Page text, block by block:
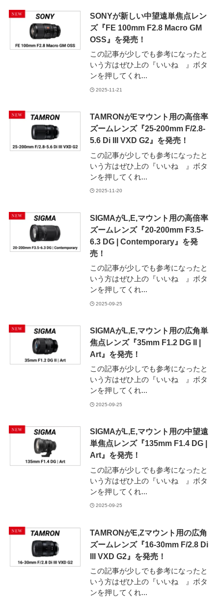
SONYが新しい中望遠単焦点レン
ズ『FE 100mm F2.8 Macro GM
OSS』を発売！
この記事が少しでも参考になったと
いう方はぜひ上の『いいね 』ボタ
ンを押してくれ...
2025-11-21
TAMRONがEマウント用の高倍率
ズームレンズ『25-200mm F/2.8-
5.6 Di III VXD G2』を発売！
この記事が少しでも参考になったと
いう方はぜひ上の『いいね 』ボタ
ンを押してくれ...
2025-11-20
SIGMAがL,E,マウント用の高倍率
ズームレンズ『20-200mm F3.5-
6.3 DG | Contemporary』を発
売！
この記事が少しでも参考になったと
いう方はぜひ上の『いいね 』ボタ
ンを押してくれ...
2025-09-25
SIGMAがL,E,マウント用の広角単
焦点レンズ『35mm F1.2 DG II |
Art』を発売！
この記事が少しでも参考になったと
いう方はぜひ上の『いいね 』ボタ
ンを押してくれ...
2025-09-25
SIGMAがL,E,マウント用の中望遠
単焦点レンズ『135mm F1.4 DG |
Art』を発売！
この記事が少しでも参考になったと
いう方はぜひ上の『いいね 』ボタ
ンを押してくれ...
2025-09-25
TAMRONがE,Zマウント用の広角
ズームレンズ『16-30mm F/2.8 Di
III VXD G2』を発売！
この記事が少しでも参考になったと
いう方はぜひ上の『いいね 』ボタ
ンを押してくれ...